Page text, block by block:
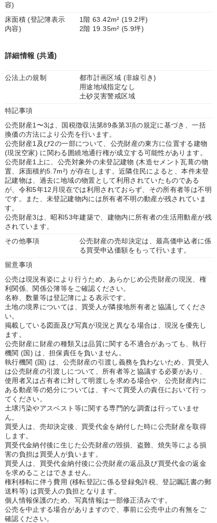
容)
床面積 (登記簿表示
内容)
1階 63.42m² (19.2坪)
2階 19.35m² (5.9坪)
詳細情報 (共通)
公法上の規制
都市計画区域 (非線引き)
用途地域指定なし
土砂災害警戒区域
特記事項
公売財産1〜3は、国税徴収法第89条第3項の規定に基づき、一括
換価の方法により公売を行います。
公売財産1及び2の一部について、公売財産の東方に位置する建物
(現況空家) に関わる囲繞地通行権が成立する可能性があります。
公売財産1上に、公売対象外の未登記建物 (木造セメント瓦葺の物
置、床面積約5.7m²) が存在します。近隣住民によると、本件未登
記建物は、過去に地域の物置として利用されていたものである
が、令和5年12月現在では利用されておらず、その所有者等は不明
です。また、未登記建物内には所有者不明の動産が残されていま
す。
公売財産3は、昭和53年建築で、建物内に所有者の生活用動産が残
されています。
その他事項
公売財産の売却決定は、最高価申込者に係
る買受申込価額をもって行います。
留意事項
公売は現況有姿により行うため、あらかじめ公売財産の現況、権
利関係、関係公簿等をご確認ください。
名称、数量等は登記簿による表示です。
土地の境界については、買受人が隣接地所有者と協議してくださ
い。
掲載している図面及び写真が現況と異なる場合は、現況を優先し
ます。
公売財産に財産の種類又は品質に関する不適合があっても、執行
機関 (国) は、担保責任を負いません。
執行機関 (国) は、公売財産の引渡し義務を負わないため、買受人
は公売財産の引渡しについて、所有者等と協議する必要があり、
使用者又は占有者に対して明渡しを求める場合や、公売財産内に
ある動産等の処分については、すべて買受人の責任において行っ
てください。
土壌汚染やアスベスト等に関する専門的な調査は行っていませ
ん。
買受人は、売却決定後、買受代金を納付した時に公売財産を取得
します。
買受代金納付後に生じた公売財産の毀損、盗難、焼失等による損
害の負担は買受人が負います。
買受人は、買受代金納付後に公売財産の返品及び買受代金の返金
を求めることはできません。
権利移転に伴う費用 (移転登記に係る登録免許税、登記嘱託書の郵
送料等) は買受人の負担となります。
個人情報保護のため、写真情報は一部修正済みです。
公売を中止する場合がありますので、事前に公売中止の有無をご
確認ください。